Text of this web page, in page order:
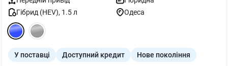
Гібрид (HEV), 1.5л Одеса
У поставці Доступний кредит Нове покоління